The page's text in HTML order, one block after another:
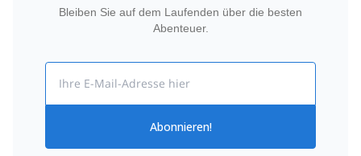
Bleiben Sie auf dem Laufenden über die besten
Abenteuer.
Abonnieren!